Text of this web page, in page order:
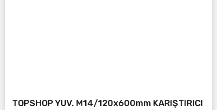
TOPSHOP YUV. M14/120x600mm KARIŞTIRICI